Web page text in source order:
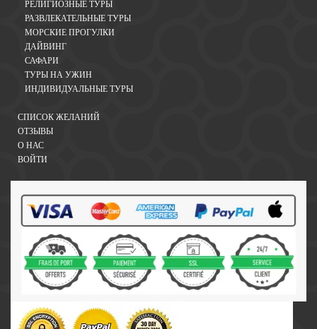
РЕЛИГИОЗНЫЕ ТУРЫ
РАЗВЛЕКАТЕЛЬНЫЕ ТУРЫ
МОРСКИЕ ПРОГУЛКИ
ДАЙВИНГ
САФАРИ
ТУРЫ НА УЖИН
ИНДИВИДУАЛЬНЫЕ ТУРЫ
СПИСОК ЖЕЛАНИЙ
ОТЗЫВЫ
О НАС
ВОЙТИ